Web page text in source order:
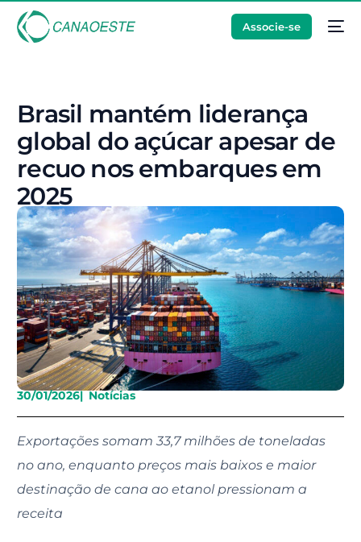
Associe-se
Brasil mantém liderança
global do açúcar apesar de
recuo nos embarques em
2025
30/01/2026| Notícias
Exportações somam 33,7 milhões de toneladas
no ano, enquanto preços mais baixos e maior
destinação de cana ao etanol pressionam a
receita